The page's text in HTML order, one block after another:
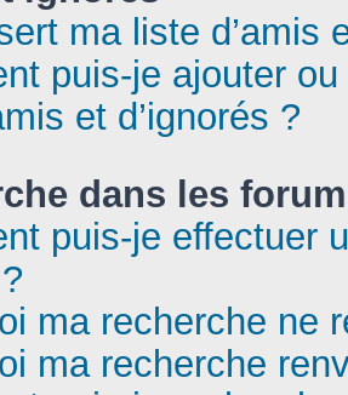
ma liste d’amis
puis-je ajouter
et d’ignorés ?
dans les
puis-je effectuer
ma recherche ne
ma recherche